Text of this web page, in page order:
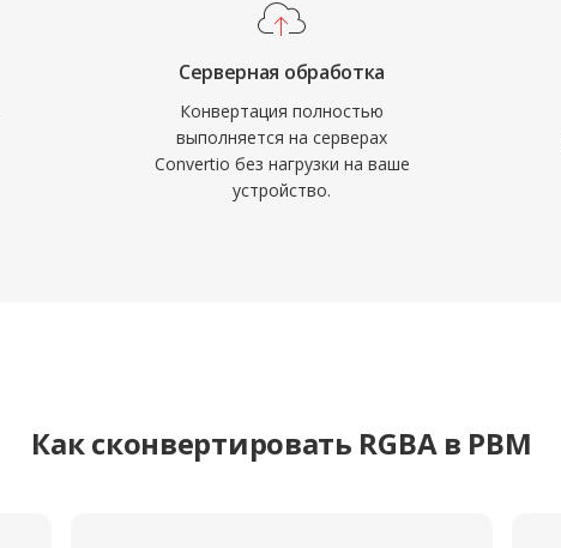
Серверная обработка
Конвертация полностью
выполняется на серверах
Convertio без нагрузки на ваше
устройство.
Как сконвертировать RGBA в PBM